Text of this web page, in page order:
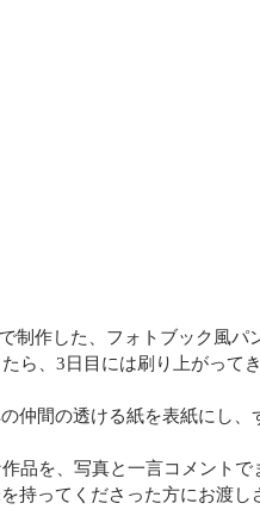
制作した、フォトブック風パ
ら、3日目には刷り上がって
仲間の透ける紙を表紙にし
品を、写真と一言コメントで
持ってくださった方にお渡し